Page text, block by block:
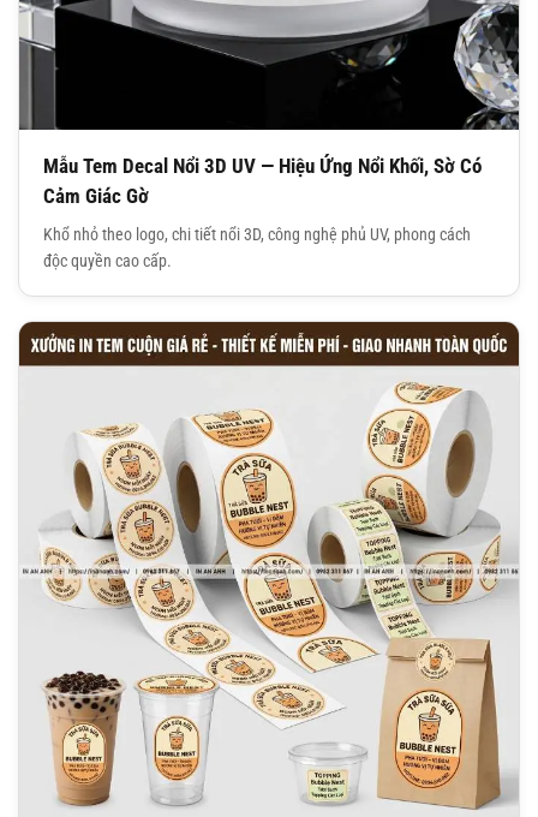
Mẫu Tem Decal Nổi 3D UV — Hiệu Ứng Nổi Khối, Sờ Có
Cảm Giác Gờ
Khổ nhỏ theo logo, chi tiết nổi 3D, công nghệ phủ UV, phong cách
độc quyền cao cấp.